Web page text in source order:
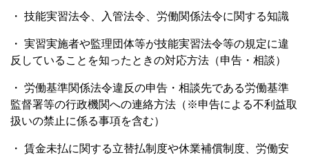
・ 技能実習法令、入管法令、労働関係法令に関する知識
・ 実習実施者や監理団体等が技能実習法令等の規定に違
反していることを知ったときの対応方法（申告・相談）
・ 労働基準関係法令違反の申告・相談先である労働基準
監督署等の行政機関への連絡方法（※申告による不利益取
扱いの禁止に係る事項を含む）
・ 賃金未払に関する立替払制度や休業補償制度、労働安